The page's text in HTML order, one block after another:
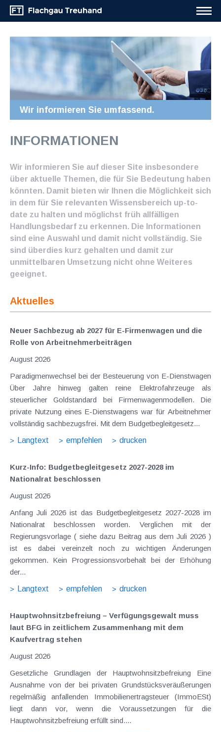
Wir informieren Sie umfassend.
INFORMATIONEN
Wir informieren Sie auf dieser Site insbesondere
über aktuelle Themen, die für Sie Bedeutung haben
könnten. Damit bieten wir Ihnen die Möglichkeit sich
in dem für Sie relevanten Wissensbereich up-to-
date zu halten und möglichst früh allfälligen
Handlungsbedarf zu erkennen. Die Informationen
sind eine Auswahl und damit nicht vollständig. Sie
sind überdies kurz gehalten und damit zur
unmittelbaren Umsetzung nicht ohne Weiteres
geeignet.
Aktuelles
Neuer Sachbezug ab 2027 für E-Firmenwagen und die
Rolle von Arbeitnehmer​­beiträgen
August 2026
Paradigmenwechsel bei der Besteuerung von E-Dienstwagen
Über Jahre hinweg galten reine Elektrofahrzeuge als
steuerlicher Goldstandard bei Firmenwagenmodellen. Die
private Nutzung eines E-Dienstwagens war für Arbeitnehmer
vollständig sachbezugsfrei. Mit dem Budgetbegleitgesetz...
Langtext
empfehlen drucken
Kurz-Info: Budgetbegleitgesetz 2027-2028 im
Nationalrat beschlossen
August 2026
Anfang Juli 2026 ist das Budgetbegleitgesetz 2027-2028 im
Nationalrat beschlossen worden. Verglichen mit der
Regierungsvorlage ( siehe dazu Beitrag aus dem Juli 2026 )
ist es dabei vereinzelt noch zu wichtigen Änderungen
gekommen. Kein Progressionsvorbehalt bei der Erhöhung
der...
Langtext
empfehlen drucken
Hauptwohnsitz​­befreiung – Verfügungsgewalt muss
laut BFG in zeitlichem Zusammenhang mit dem
Kaufvertrag stehen
August 2026
Gesetzliche Grundlagen der Hauptwohnsitzbefreiung Eine
Ausnahme von der bei privaten Grundstücksveräußerungen
regelmäßig anfallenden Immobilienertragsteuer (ImmoESt)
liegt dann vor, wenn die Voraussetzungen für die
Hauptwohnsitzbefreiung erfüllt sind....